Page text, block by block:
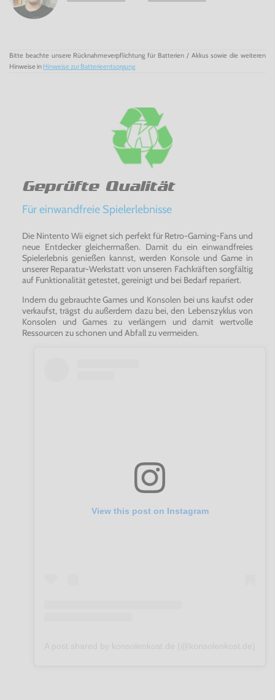
Bitte beachte unsere Rücknahmeverpflichtung für Batterien / Akkus sowie die weiteren
Hinweise in Hinweise zur Batterieentsorgung
Geprüfte Qualität
Für einwandfreie Spielerlebnisse
Die Nintento Wii eignet sich perfekt für Retro-Gaming-Fans und
neue Entdecker gleichermaßen. Damit du ein einwandfreies
Spielerlebnis genießen kannst, werden Konsole und Game in
unserer Reparatur-Werkstatt von unseren Fachkräften sorgfältig
auf Funktionalität getestet, gereinigt und bei Bedarf repariert.
Indem du gebrauchte Games und Konsolen bei uns kaufst oder
verkaufst, trägst du außerdem dazu bei, den Lebenszyklus von
Konsolen und Games zu verlängern und damit wertvolle
Ressourcen zu schonen und Abfall zu vermeiden.
View this post on Instagram